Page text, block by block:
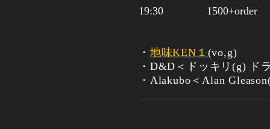
19:30 1500+order
・ 地味KEN １ (vo,g)
・ D&D ＜ドッキリ(g)
ド
・ Alakubo ＜Alan